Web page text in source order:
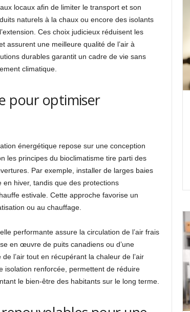
locaux afin de limiter le transport et son
naturels à la chaux ou encore des isolants
Ces choix judicieux réduisent les
assurent une meilleure qualité de l’air à
durables garantit un cadre de vie sans
climatique.
pour optimiser
énergétique repose sur une conception
les principes du bioclimatisme tire parti des
Par exemple, installer de larges baies
hiver, tandis que des protections
estivale. Cette approche favorise un
ou au chauffage.
performante assure la circulation de l’air frais
en œuvre de puits canadiens ou d’une
l’air tout en récupérant la chaleur de l’air
isolation renforcée, permettent de réduire
le bien-être des habitants sur le long terme.